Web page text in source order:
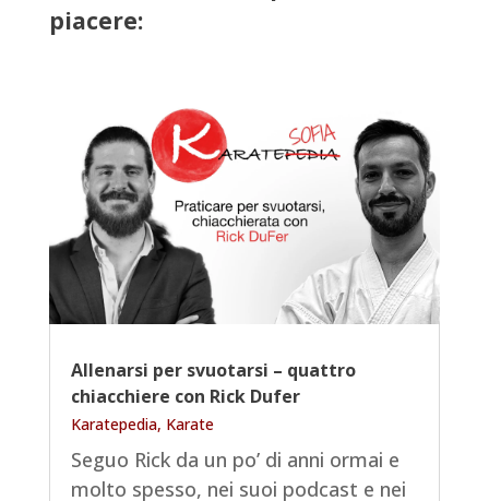
piacere:
Allenarsi per svuotarsi – quattro
chiacchiere con Rick Dufer
Karatepedia, Karate
Seguo Rick da un po’ di anni ormai e
molto spesso, nei suoi podcast e nei